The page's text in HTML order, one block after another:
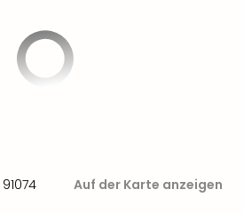
91074
Auf der Karte anzeigen